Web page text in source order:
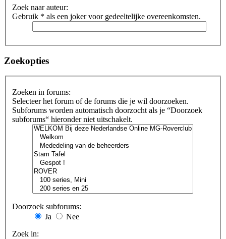
Zoek naar auteur:
Gebruik * als een joker voor gedeeltelijke overeenkomsten.
Zoekopties
Zoeken in forums:
Selecteer het forum of de forums die je wil doorzoeken.
Subforums worden automatisch doorzocht als je “Doorzoek
subforums“ hieronder niet uitschakelt.
Doorzoek subforums:
Ja
Nee
Zoek in: